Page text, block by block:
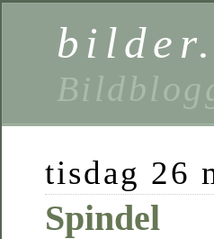
tisdag 26
Spindel